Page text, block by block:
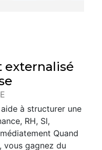
externalisé
à structurer une
RH, SI,
Quand
vous gagnez du